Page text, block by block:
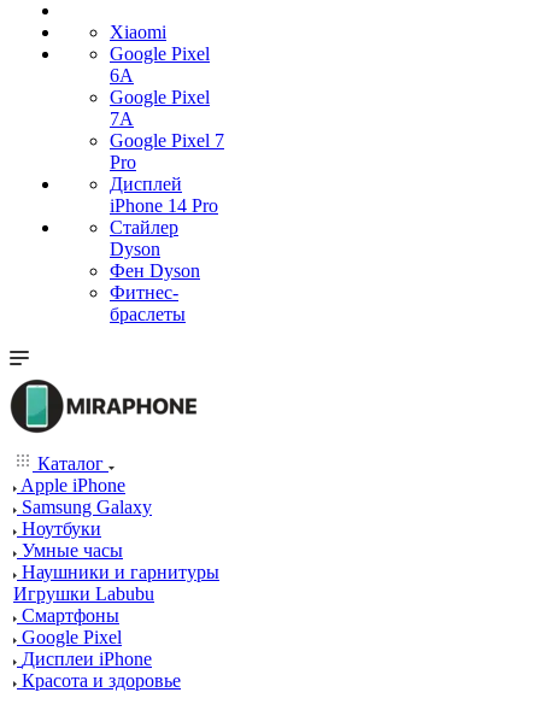
Xiaomi
Google Pixel
6A
Google Pixel
7А
Google Pixel 7
Pro
Дисплей
iPhone 14 Pro
Стайлер
Dyson
Фен Dyson
Фитнес-
браслеты
Каталог
Apple iPhone
Samsung Galaxy
Ноутбуки
Умные часы
Наушники и гарнитуры
Игрушки Labubu
Смартфоны
Google Pixel
Дисплеи iPhone
Красота и здоровье